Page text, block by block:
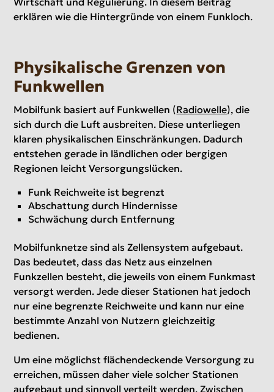
erklären wie die Hintergründe von einem Funkloch.
Physikalische Grenzen von
Funkwellen
Mobilfunk basiert auf Funkwellen (Radiowelle), die
sich durch die Luft ausbreiten. Diese unterliegen
klaren physikalischen Einschränkungen. Dadurch
entstehen gerade in ländlichen oder bergigen
Regionen leicht Versorgungslücken.
Funk Reichweite ist begrenzt
Abschattung durch Hindernisse
Schwächung durch Entfernung
Mobilfunknetze sind als Zellensystem aufgebaut.
Das bedeutet, dass das Netz aus einzelnen
Funkzellen besteht, die jeweils von einem Funkmast
versorgt werden. Jede dieser Stationen hat jedoch
nur eine begrenzte Reichweite und kann nur eine
bestimmte Anzahl von Nutzern gleichzeitig
bedienen.
Um eine möglichst flächendeckende Versorgung zu
erreichen, müssen daher viele solcher Stationen
aufgebaut und sinnvoll verteilt werden. Zwischen